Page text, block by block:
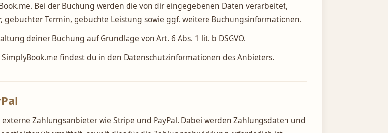
Bei der Buchung werden die von dir eingegebenen Daten verarbeitet,
gebuchter Termin, gebuchte Leistung sowie ggf. weitere Buchungsinformationen.
deiner Buchung auf Grundlage von Art. 6 Abs. 1 lit. b DSGVO.
findest du in den Datenschutzinformationen des Anbieters.
Zahlungsanbieter wie Stripe und PayPal. Dabei werden Zahlungsdaten und